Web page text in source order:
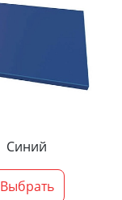
Синий
Выбрать